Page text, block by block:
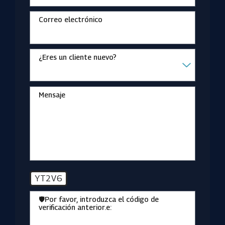
Correo electrónico
¿Eres un cliente nuevo?
Mensaje
YT2V6
🛡️Por favor, introduzca el código de
verificación anterior.e: